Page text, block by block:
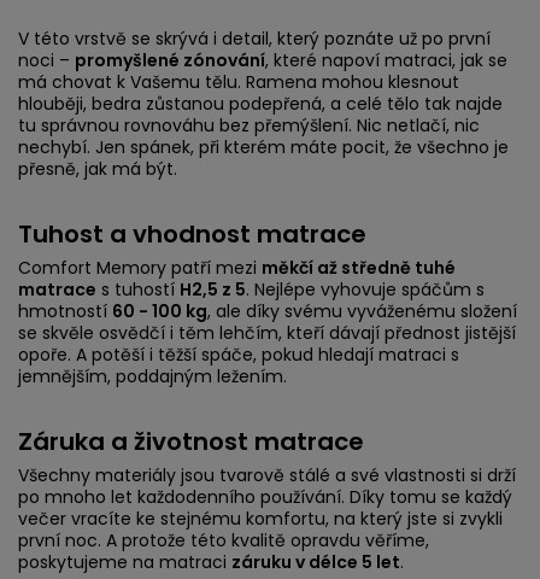
V této vrstvě se skrývá i detail, který poznáte už po první
noci – promyšlené zónování, které napoví matraci, jak se
má chovat k Vašemu tělu. Ramena mohou klesnout
hlouběji, bedra zůstanou podepřená, a celé tělo tak najde
tu správnou rovnováhu bez přemýšlení. Nic netlačí, nic
nechybí. Jen spánek, při kterém máte pocit, že všechno je
přesně, jak má být.
Tuhost a vhodnost matrace
Comfort Memory patří mezi měkčí až středně tuhé
matrace s tuhostí H2,5 z 5. Nejlépe vyhovuje spáčům s
hmotností 60 - 100 kg, ale díky svému vyváženému složení
se skvěle osvědčí i těm lehčím, kteří dávají přednost jistější
opoře. A potěší i těžší spáče, pokud hledají matraci s
jemnějším, poddajným ležením.
Záruka a životnost matrace
Všechny materiály jsou tvarově stálé a své vlastnosti si drží
po mnoho let každodenního používání. Díky tomu se každý
večer vracíte ke stejnému komfortu, na který jste si zvykli
první noc. A protože této kvalitě opravdu věříme,
poskytujeme na matraci záruku v délce 5 let.